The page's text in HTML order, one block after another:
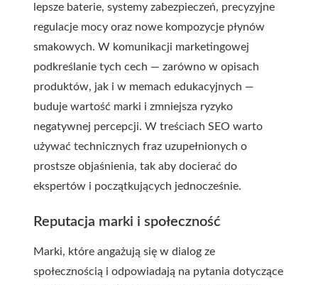
lepsze baterie, systemy zabezpieczeń, precyzyjne
regulacje mocy oraz nowe kompozycje płynów
smakowych. W komunikacji marketingowej
podkreślanie tych cech — zarówno w opisach
produktów, jak i w memach edukacyjnych —
buduje wartość marki i zmniejsza ryzyko
negatywnej percepcji. W treściach SEO warto
używać technicznych fraz uzupełnionych o
prostsze objaśnienia, tak aby docierać do
ekspertów i początkujących jednocześnie.
Reputacja marki i społeczność
Marki, które angażują się w dialog ze
społecznością i odpowiadają na pytania dotyczące